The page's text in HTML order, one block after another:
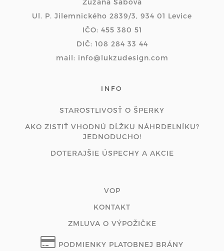
Zuzana Sabová
Ul. P. Jilemnického 2839/3, 934 01 Levice
IČO: 455 380 51
DIČ: 108 284 33 44
mail: info@lukzudesign.com
INFO
STAROSTLIVOSŤ O ŠPERKY
AKO ZISTIŤ VHODNÚ DĹŽKU NÁHRDELNÍKU?
JEDNODUCHO!
DOTERAJŠIE ÚSPECHY A AKCIE
VOP
KONTAKT
ZMLUVA O VÝPOŽIČKE
PODMIENKY PLATOBNEJ BRÁNY